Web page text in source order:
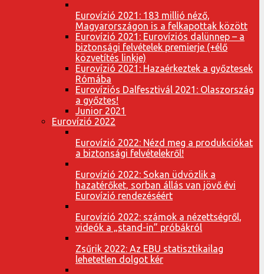
Eurovízió 2021: 183 millió néző,
Magyarországon is a felkapottak között
Eurovízió 2021: Eurovíziós dalünnep – a
biztonsági felvételek premierje (+élő
közvetítés linkje)
Eurovízió 2021: Hazaérkeztek a győztesek
Rómába
Eurovíziós Dalfesztivál 2021: Olaszország
a győztes!
Junior 2021
Eurovízió 2022
Eurovízió 2022: Nézd meg a produkciókat
a biztonsági felvételekről!
Eurovízió 2022: Sokan üdvözlik a
hazatérőket, sorban állás van jövő évi
Eurovízió rendezéséért
Eurovízió 2022: számok a nézettségről,
videók a „stand-in” próbákról
Zsűrik 2022: Az EBU statisztikailag
lehetetlen dolgot kér